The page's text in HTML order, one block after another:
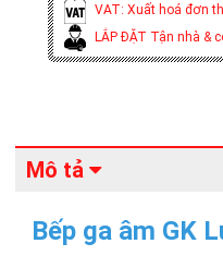
VAT: Xuất hoá đơn
LẮP ĐẶT Tận nhà &
Mô tả
Bếp ga âm GK